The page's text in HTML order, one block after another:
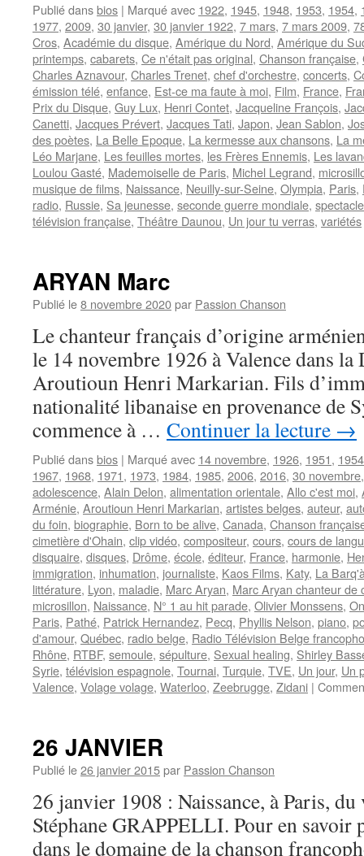
Publié dansbios | Marqué avec 1922, 1945, 1948, 1953, 1954,
1977, 2009, 30 janvier, 30 janvier 1922, 7 mars, 7 mars 2009,
Cros, Académie du disque, Amérique du Nord, Amérique du
printemps, cabarets, Ce n'était pas original, Chanson française,
Charles Aznavour, Charles Trenet, chef d'orchestre, concerts,
émission télé, enfance, Est-ce ma faute à moi, Film, France,
Prix du Disque, Guy Lux, Henri Contet, Jacqueline François,
Canetti, Jacques Prévert, Jacques Tati, Japon, Jean Sablon,
des poètes, La Belle Epoque, La kermesse aux chansons, La
Léo Marjane, Les feuilles mortes, les Frères Ennemis, Les
Loulou Gasté, Mademoiselle de Paris, Michel Legrand,
musique de films, Naissance, Neuilly-sur-Seine, Olympia, Paris,
radio, Russie, Sa jeunesse, seconde guerre mondiale,
télévision française, Théâtre Daunou, Un jour tu verras, variétés
ARYAN Marc
Publié le8 novembre 2020par Passion Chanson
Le chanteur français d’origine
le 14 novembre 1926 à Valence dans
Aroutioun Henri Markarian. Fils
nationalité libanaise en provenance de
commence à … Continuer la lecture →
Publié dansbios | Marqué avec 14 novembre, 1926, 1951, 1954
1967, 1968, 1971, 1973, 1984, 1985, 2006, 2016, 30 novembre
adolescence, Alain Delon, alimentation orientale, Allo c'est moi,
Arménie, Aroutioun Henri Markarian, artistes belges, auteur,
du foin, biographie, Born to be alive, Canada, Chanson
cimetière d'Ohain, clip vidéo, compositeur, cours, cours de
disquaire, disques, Drôme, école, éditeur, France, harmonie,
immigration, inhumation, journaliste, Kaos Films, Katy, La
littérature, Lyon, maladie, Marc Aryan, Marc Aryan chanteur de
microsillon, Naissance, N° 1 au hit parade, Olivier Monssens,
Paris, Pathé, Patrick Hernandez, Pecq, Phyllis Nelson, piano,
d'amour, Québec, radio belge, Radio Télévision Belge
Rhône, RTBF, semoule, sépulture, Sexual healing, Shirley
Syrie, télévision espagnole, Tournai, Turquie, TVE, Un jour, Un
Valence, Volage volage, Waterloo, Zeebrugge, Zidani |
26 JANVIER
Publié le26 janvier 2015par Passion Chanson
26 janvier 1908 : Naissance, à Paris,
Stéphane GRAPPELLI. Pour en savoir
dans le domaine de la chanson